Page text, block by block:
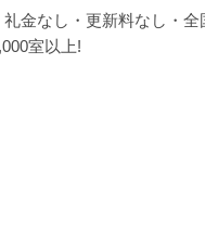
礼金なし・更新料なし・全
室以上!